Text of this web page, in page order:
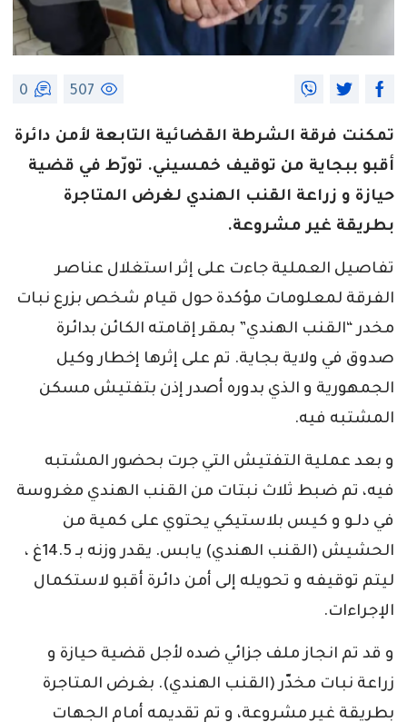
507
0
تمكنت فرقة الشرطة القضائية التابعة لأمن دائرة
أقبو ببجاية من توقيف خمسيني. تورّط في قضية
حيازة و زراعة القنب الهندي لغرض المتاجرة
بطريقة غير مشروعة.
تفاصيل العملية جاءت على إثر استغلال عناصر
الفرقة لمعلومات مؤكدة حول قيام شخص بزرع نبات
مخدر “القنب الهندي” بمقر إقامته الكائن بدائرة
صدوق في ولاية بجاية. تم على إثرها إخطار وكيل
الجمهورية و الذي بدوره أصدر إذن بتفتيش مسكن
المشتبه فيه.
و بعد عملية التفتيش التي جرت بحضور المشتبه
فيه، تم ضبط ثلاث نبتات من القنب الهندي مغروسة
في دلـو و كيس بلاستيكي يحتوي على كمية من
الحشيش (القنب الهندي) يابس. يقدر وزنه بـ 14.5غ ،
ليتم توقيفه و تحويله إلى أمن دائرة أقبو لاستكمال
الإجراءات.
و قد تم انجاز ملف جزائي ضده لأجل قضية حيازة و
زراعة نبات مخدّر (القنب الهندي). بغرض المتاجرة
بطريقة غير مشروعة، و تم تقديمه أمام الجهات